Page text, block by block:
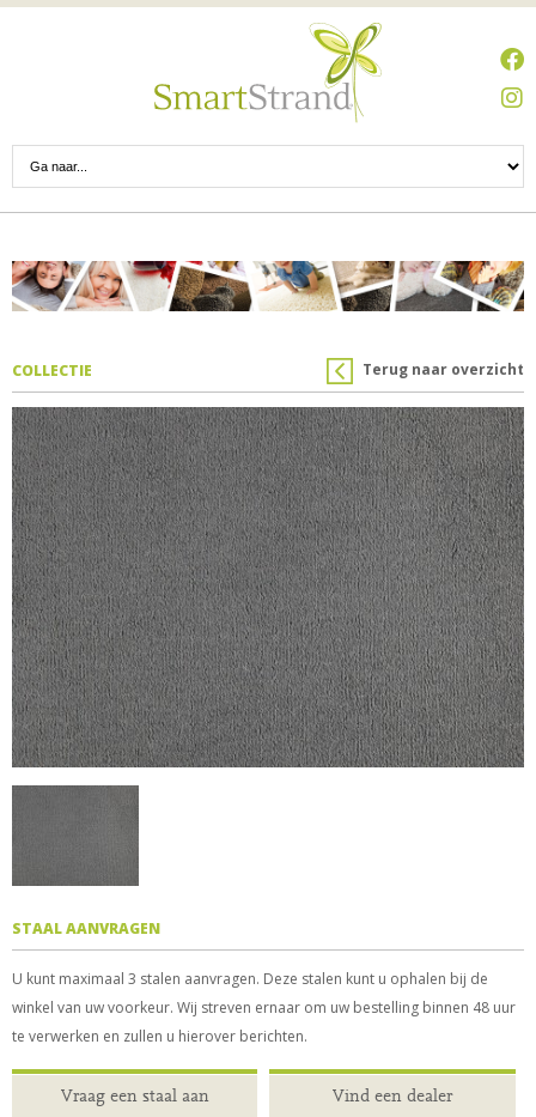
Terug naar overzicht
COLLECTIE
STAAL AANVRAGEN
U kunt maximaal 3 stalen aanvragen. Deze stalen kunt u ophalen bij de
winkel van uw voorkeur. Wij streven ernaar om uw bestelling binnen 48 uur
te verwerken en zullen u hierover berichten.
Vraag een staal aan Vind een dealer